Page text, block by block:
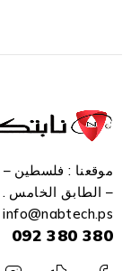
موقعنا : فلسطين
– الطابق الخامس .
info@nabtech.ps
380 380 092